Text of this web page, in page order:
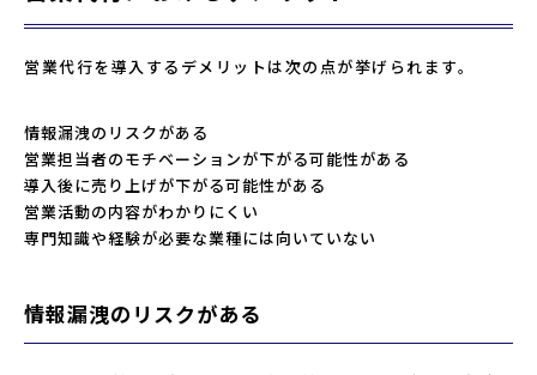
営業代行を導入するデメリットは次の点が挙げられます。
情報漏洩のリスクがある
営業担当者のモチベーションが下がる可能性がある
導入後に売り上げが下がる可能性がある
営業活動の内容がわかりにくい
専門知識や経験が必要な業種には向いていない
情報漏洩のリスクがある